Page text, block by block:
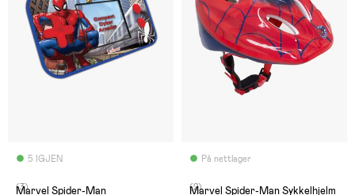
5 IGJEN
(3)
Marvel Spider-Man
På nettlager
(2)
Marvel Spider-Man Sykkelhjelm